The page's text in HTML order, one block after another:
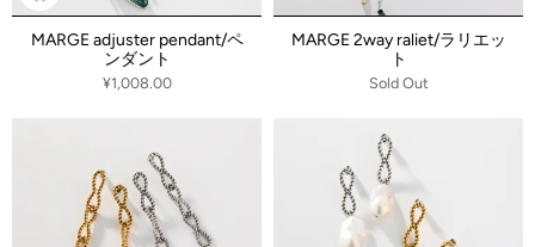
MARGE adjuster pendant/ペ
ンダント
¥1,008.00
MARGE 2way raliet/ラリエッ
ト
Sold Out